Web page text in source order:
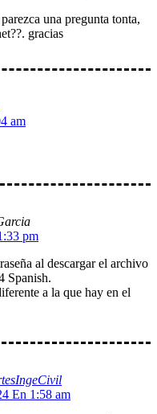
una pregunta tonta,
gracias
am
pm
al descargar el archivo
Spanish.
a la que hay en el
En 1:58 am